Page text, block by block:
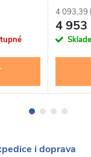
4 093,39
4 953
i doprava